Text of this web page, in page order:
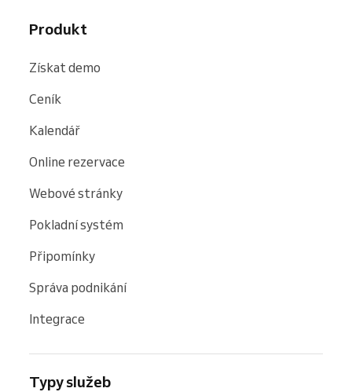
Produkt
Získat demo
Ceník
Kalendář
Online rezervace
Webové stránky
Pokladní systém
Připomínky
Správa podnikání
Integrace
Typy služeb